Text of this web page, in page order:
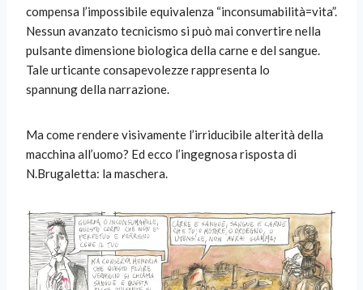
compensa l’impossibile equivalenza “inconsumabilità=vita”.
Nessun avanzato tecnicismo si può mai convertire nella
pulsante dimensione biologica della carne e del sangue.
Tale urticante consapevolezze rappresenta lo
spannung della narrazione.
Ma come rendere visivamente l’irriducibile alterità della
macchina all’uomo? Ed ecco l’ingegnosa risposta di
N.Brugaletta: la maschera.